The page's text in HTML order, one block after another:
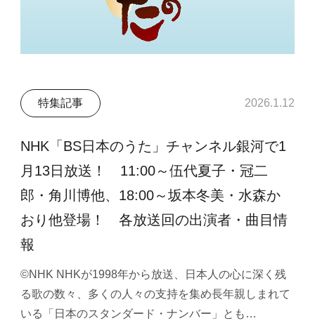
特集記事 2026.1.12
NHK「BS日本のうた」チャンネル銀河で1
月13日放送！ 11:00～伍代夏子・冠二
郎・角川博他、18:00～坂本冬美・水森か
おり他登場！ 各放送回の出演者・曲目情
報
©NHK NHKが1998年から放送、日本人の心に深く残
る歌の数々、多くの人々の支持を集め長年親しまれて
いる「日本のスタンダード・ナンバー」とも…